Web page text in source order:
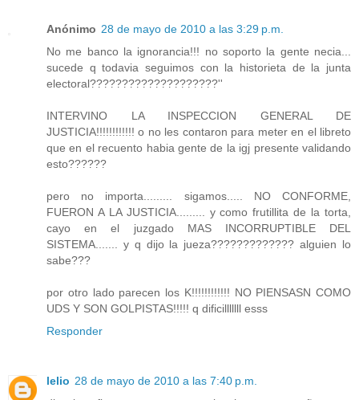
Anónimo 28 de mayo de 2010 a las 3:29 p.m.
No me banco la ignorancia!!! no soporto la gente necia...
sucede q todavia seguimos con la historieta de la junta
electoral????????????????????''
INTERVINO LA INSPECCION GENERAL DE
JUSTICIA!!!!!!!!!!!! o no les contaron para meter en el libreto
que en el recuento habia gente de la igj presente validando
esto??????
pero no importa......... sigamos..... NO CONFORME,
FUERON A LA JUSTICIA......... y como frutillita de la torta,
cayo en el juzgado MAS INCORRUPTIBLE DEL
SISTEMA....... y q dijo la jueza????????????? alguien lo
sabe???
por otro lado parecen los K!!!!!!!!!!!! NO PIENSASN COMO
UDS Y SON GOLPISTAS!!!!! q dificilllllll esss
Responder
lelio 28 de mayo de 2010 a las 7:40 p.m.